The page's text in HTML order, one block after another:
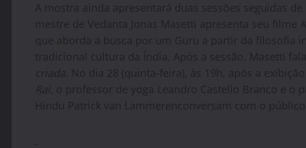
A mostra ainda apresentará duas sessões seguidas
mestre de Vedanta Jonas Masetti apresenta seu filme
que aborda a busca por um Guru a partir da filosofia
tradicional cultura da Índia. Após a sessão, Masetti
criada. No dia 28 (quinta-feira), às 19h, após a
Rai, o professor de yoga Leandro Castello Branco e o
Hindu Patrick van Lammerenconversam com o